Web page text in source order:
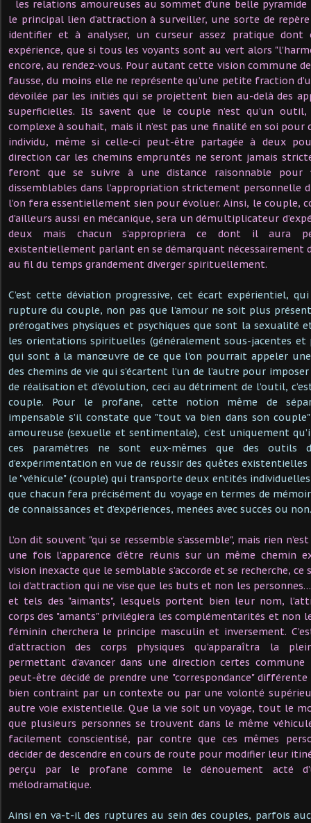
les relations amoureuses au sommet d’une belle
le principal lien d’attraction à surveiller, une sorte de
identifier et à analyser, un curseur assez pratique
expérience, que si tous les voyants sont au vert alors
encore, au rendez-vous. Pour autant cette vision commune
fausse, du moins elle ne représente qu’une petite fraction
dévoilée par les initiés qui se projettent bien au-delà des
superficielles. Ils savent que le couple n’est qu’un
complexe à souhait, mais il n’est pas une finalité en soi pour
individu, même si celle-ci peut-être partagée à deux
direction car les chemins empruntés ne seront jamais
feront que se suivre à une distance raisonnable pour
dissemblables dans l’appropriation strictement personnelle
l’on fera essentiellement sien pour évoluer. Ainsi, le couple,
d’ailleurs aussi en mécanique, sera un démultiplicateur
deux mais chacun s’appropriera ce dont il aura
existentiellement parlant en se démarquant nécessairement
au fil du temps grandement diverger spirituellement.
C’est cette déviation progressive, cet écart expérientiel,
rupture du couple, non pas que l’amour ne soit plus
prérogatives physiques et psychiques que sont la sexualité
les orientations spirituelles (généralement sous-jacentes et
qui sont à la manœuvre de ce que l’on pourrait appeler
des chemins de vie qui s’écartent l’un de l’autre pour
de réalisation et d’évolution, ceci au détriment de l’outil,
couple. Pour le profane, cette notion même de
impensable s’il constate que "tout va bien dans son
amoureuse (sexuelle et sentimentale), c’est uniquement
ces paramètres ne sont eux-mêmes que des outils
d’expérimentation en vue de réussir des quêtes
le "véhicule" (couple) qui transporte deux entités individuelles
que chacun fera précisément du voyage en termes de
de connaissances et d’expériences, menées avec succès ou
L’on dit souvent "qui se ressemble s’assemble", mais rien
une fois l’apparence d’être réunis sur un même chemin
vision inexacte que le semblable s’accorde et se recherche,
loi d’attraction qui ne vise que les buts et non les
et tels des "aimants", lesquels portent bien leur nom,
corps des "amants" privilégiera les complémentarités et non
féminin cherchera le principe masculin et inversement.
d’attraction des corps physiques qu’apparaîtra la
permettant d’avancer dans une direction certes
peut-être décidé de prendre une "correspondance"
bien contraint par un contexte ou par une volonté
autre voie existentielle. Que la vie soit un voyage, tout le
que plusieurs personnes se trouvent dans le même
facilement conscientisé, par contre que ces mêmes
décider de descendre en cours de route pour modifier leur
perçu par le profane comme le dénouement acté
mélodramatique.
Ainsi en va-t-il des ruptures au sein des couples, parfois